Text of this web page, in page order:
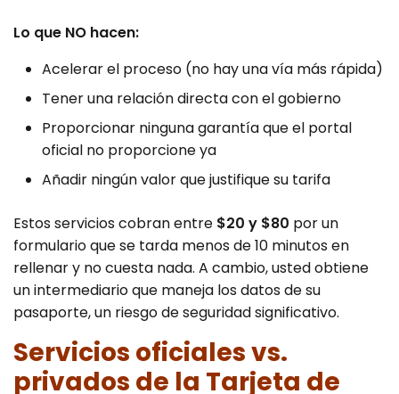
Lo que NO hacen:
Acelerar el proceso (no hay una vía más rápida)
Tener una relación directa con el gobierno
Proporcionar ninguna garantía que el portal
oficial no proporcione ya
Añadir ningún valor que justifique su tarifa
Estos servicios cobran entre $20 y $80 por un
formulario que se tarda menos de 10 minutos en
rellenar y no cuesta nada. A cambio, usted obtiene
un intermediario que maneja los datos de su
pasaporte, un riesgo de seguridad significativo.
Servicios oficiales vs.
privados de la Tarjeta de